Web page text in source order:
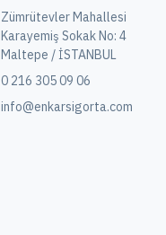
Zümrütevler Mahallesi
Karayemiş Sokak No: 4
Maltepe / İSTANBUL
0 216 305 09 06
info@enkarsigorta.com